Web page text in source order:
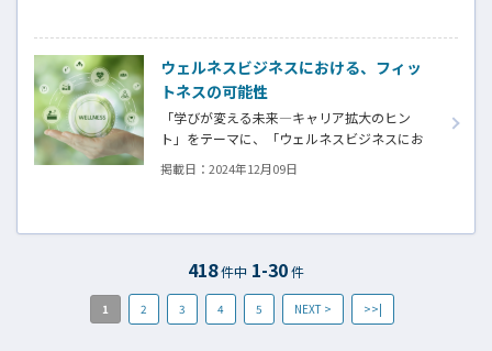
ウェルネスビジネスにおける、フィッ
トネスの可能性
「学びが変える未来―キャリア拡大のヒン
ト」をテーマに、「ウェルネスビジネスにお
けるフィットネスの可能性」に注目します。今
回は、今後の日本のフィットネス業界の戦略
掲載日： 2024年12月09日
418件中 1-30件
1 2 3 4 5 NEXT > >>|